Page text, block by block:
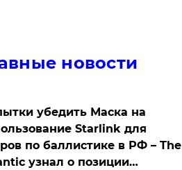
новости
убедить Маска на
Starlink для
по баллистике в РФ – The
узнал о позиции